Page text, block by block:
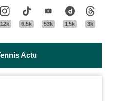
Instagram
12k
Tik Tok
6.5k
Youtube
53k
Dailymotion
1.5k 3k
Actu